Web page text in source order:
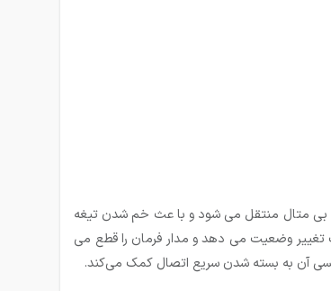
به بی متال منتقل می شود و با عث خم شدن تیغه
تغییر وضعیت می دهد و مدار فرمان را قطع می
آن به بسته شدن سریع اتصال کمک می‌کند.